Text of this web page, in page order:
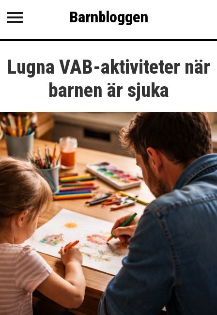
Barnbloggen
KATEGORIER
SENASTE INLÄGG
Tips för att få barnen att varva
Roliga och kluriga gåtor
Lugna VAB-aktiviteter när
barnen är sjuka
Lyssna på vaggvisor &
godnattvisor ihop
Barnbloggen
Lugna VAB-aktiviteter när
barnen är sjuka